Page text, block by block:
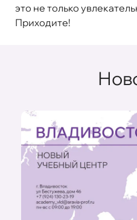
это не только
Приходите!